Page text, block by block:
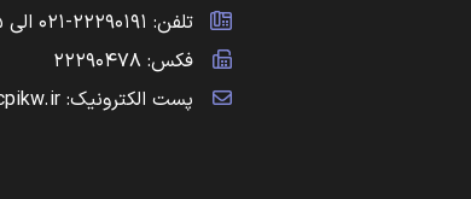
تلفن: ۲۲۲۹۰۱۹۱-۰۲۱ الی ۵
فکس: ۲۲۲۹۰۴۷۸
پست الکترونیک: info@icpikw.ir